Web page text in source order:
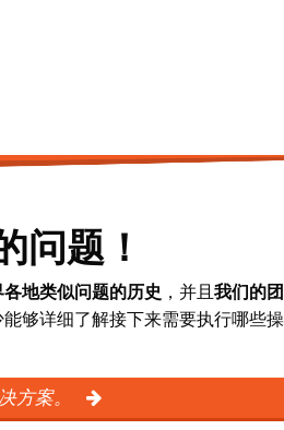
问题！
地类似问题的历史 ，并且 我们的
能够详细了解接下来需要执行哪些
方案。